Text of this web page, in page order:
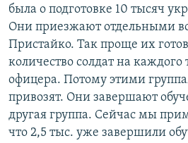
была о подготовке 10 тысяч
Они приезжают отдельными
Пристайко. Так проще их
количество солдат на
офицера. Потому этими
привозят. Они завершают
другая группа. Сейчас мы
что 2,5 тыс. уже завершили